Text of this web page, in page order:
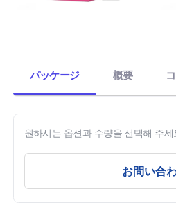
パッケージ 概要
원하시는 옵션과 수량을 선택해 주세
お問い合